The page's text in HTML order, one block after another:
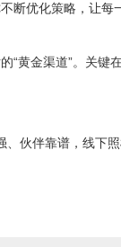
优化策略，让每
“黄金渠道”。关
伙伴靠谱，线下